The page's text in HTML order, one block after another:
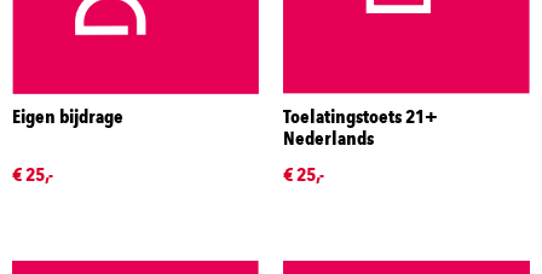
Eigen bijdrage
€ 25,-
Toelatingstoets 21+
Nederlands
€ 25,-